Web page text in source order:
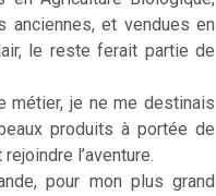
anciennes, et vendues en
le reste ferait partie de
métier, je ne me destinais
produits à portée de
l’aventure.
pour mon plus grand